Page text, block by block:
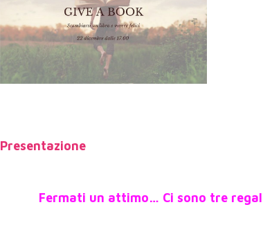
Presentazione
Fermati un attimo… Ci sono tre